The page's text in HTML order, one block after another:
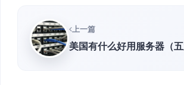
上一篇
美国有什么好用服务器（五